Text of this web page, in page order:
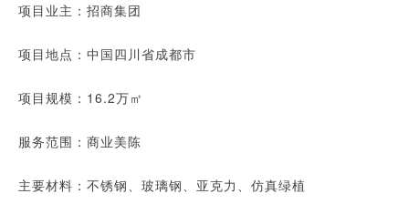
项目业主：招商集团
项目地点：中国四川省成都市
项目规模：16.2万㎡
服务范围：商业美陈
主要材料：不锈钢、玻璃钢、亚克力、仿真绿植